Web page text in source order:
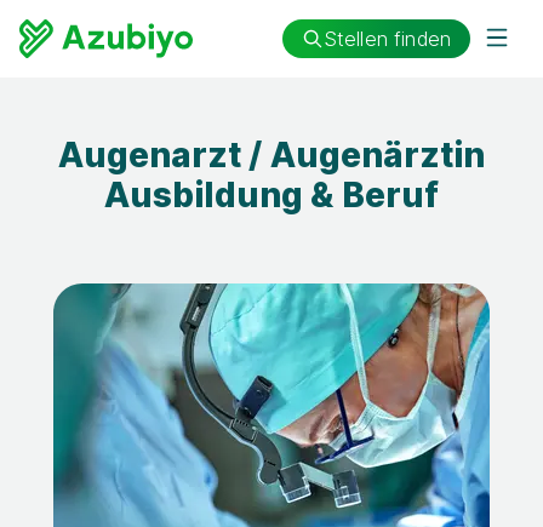
Stellen finden
Augenarzt / Augenärztin
Ausbildung & Beruf